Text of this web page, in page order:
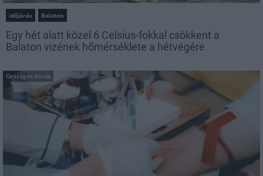
időjárás Balaton
Egy hét alatt közel 6 Celsius-fokkal csökkent a
Balaton vizének hőmérséklete a hétvégére
Országos hírek